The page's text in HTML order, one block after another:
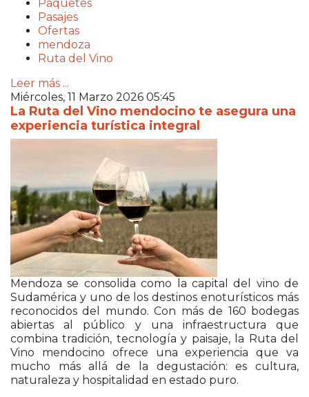
Paquetes
Pasajes
Ofertas
mendoza
Ruta del Vino
Leer más ...
Miércoles, 11 Marzo 2026 05:45
La Ruta del Vino mendocino te asegura una
experiencia turística integral
Mendoza se consolida como la capital del vino de
Sudamérica y uno de los destinos enoturísticos más
reconocidos del mundo. Con más de 160 bodegas
abiertas al público y una infraestructura que
combina tradición, tecnología y paisaje, la Ruta del
Vino mendocino ofrece una experiencia que va
mucho más allá de la degustación: es cultura,
naturaleza y hospitalidad en estado puro.